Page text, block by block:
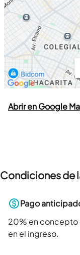
Abrir en Google
Condiciones de
Pago
20% en concepto
en el ingreso.